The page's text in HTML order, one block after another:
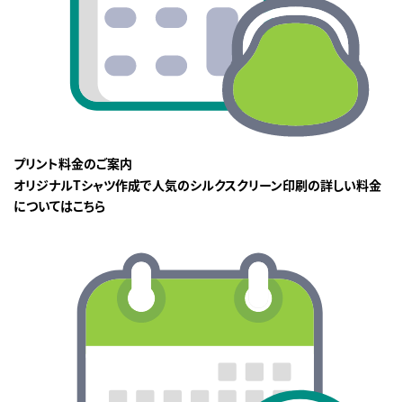
プリント料金のご案内
オリジナルTシャツ作成で人気のシルクスクリーン印刷の詳しい料金
についてはこちら